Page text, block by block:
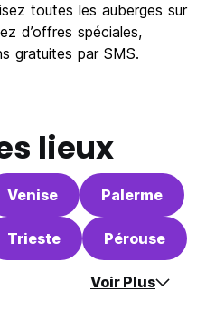
7.9
toutes les auberges sur
d’offres spéciales,
gratuites par SMS.
lieux
Venise Palerme
Trieste Pérouse
Voir Plus